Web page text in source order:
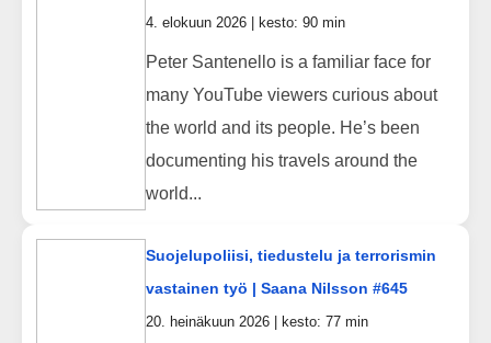
4. elokuun 2026 | kesto: 90 min
Peter Santenello is a familiar face for
many YouTube viewers curious about
the world and its people. He’s been
documenting his travels around the
world...
Suojelupoliisi, tiedustelu ja terrorismin
vastainen työ | Saana Nilsson #645
20. heinäkuun 2026 | kesto: 77 min